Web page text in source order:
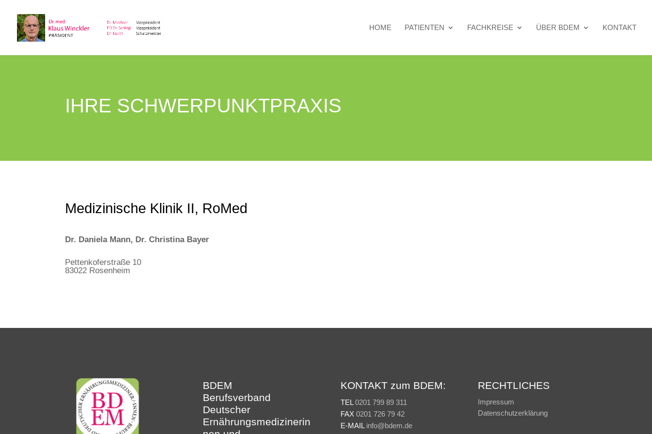
HOME PATIENTEN FACHKREISE ÜBER BDEM KONTAKT
IHRE SCHWERPUNKTPRAXIS
Medizinische Klinik II, RoMed
Dr. Daniela Mann, Dr. Christina Bayer
Pettenkoferstraße 10
83022 Rosenheim
BDEM
Berufsverband
Deutscher
Ernährungsmedizinerin
KONTAKT zum BDEM:
TEL 0201 799 89 311
FAX 0201 726 79 42
E-MAIL info@bdem.de
RECHTLICHES
Impressum
Datenschutzerklärung